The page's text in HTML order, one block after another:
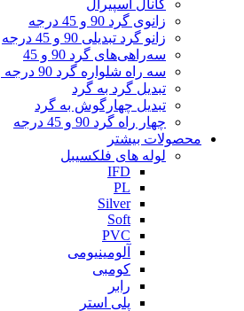
کانال اسپیرال
زانوی گرد 90 و 45 درجه
زانو گرد تبدیلی 90 و 45 درجه
سه‌راهی‌های گرد 90 و 45
سه راه شلواره گرد 90 درجه و 45 درجه
تبدیل گرد به گرد
تبدیل چهارگوش به گرد
چهار راه گرد 90 و 45 درجه
محصولات بیشتر
لوله های فلکسیبل
IFD
PL
Silver
Soft
PVC
آلومینیومی
کومبی
رابر
پلی استر